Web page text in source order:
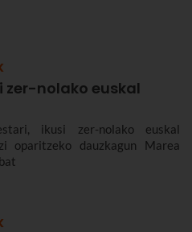
nolako euskal
ikusi zer-nolako euskal
oparitzeko dauzkagun Marea